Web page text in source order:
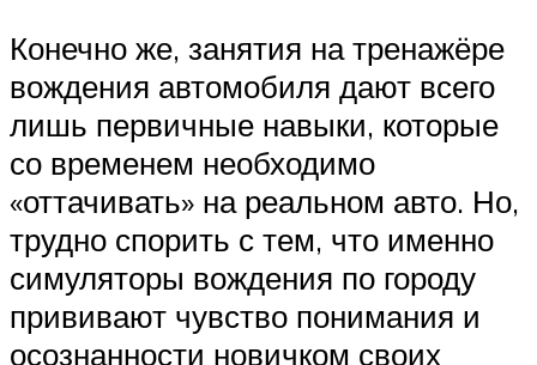
Конечно же, занятия на тренажёре
вождения автомобиля дают всего
лишь первичные навыки, которые
со временем необходимо
«оттачивать» на реальном авто. Но,
трудно спорить с тем, что именно
симуляторы вождения по городу
прививают чувство понимания и
осознанности новичком своих